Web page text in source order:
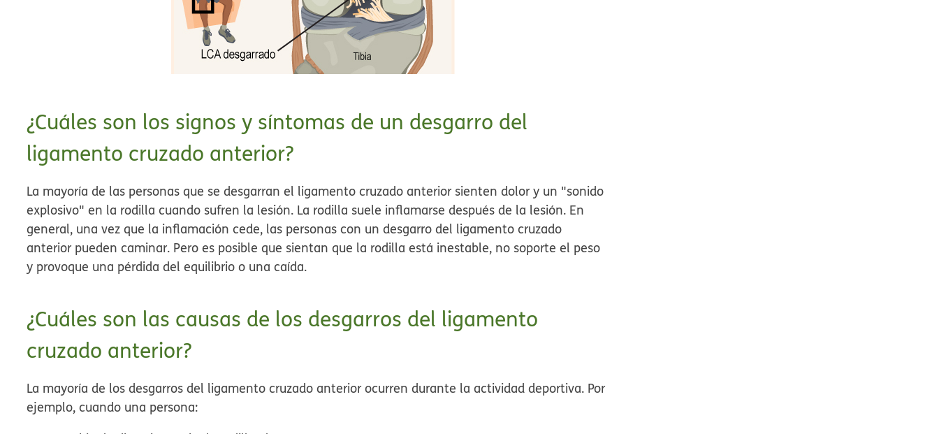
¿Cuáles son los signos y síntomas de un desgarro del
ligamento cruzado anterior?
La mayoría de las personas que se desgarran el ligamento cruzado anterior sienten dolor y un "sonido
explosivo" en la rodilla cuando sufren la lesión. La rodilla suele inflamarse después de la lesión. En
general, una vez que la inflamación cede, las personas con un desgarro del ligamento cruzado
anterior pueden caminar. Pero es posible que sientan que la rodilla está inestable, no soporte el peso
y provoque una pérdida del equilibrio o una caída.
¿Cuáles son las causas de los desgarros del ligamento
cruzado anterior?
La mayoría de los desgarros del ligamento cruzado anterior ocurren durante la actividad deportiva. Por
ejemplo, cuando una persona: